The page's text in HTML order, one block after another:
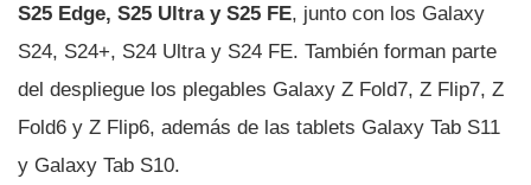
S25 Edge, S25 Ultra y S25 FE, junto con los Galaxy
S24, S24+, S24 Ultra y S24 FE. También forman parte
del despliegue los plegables Galaxy Z Fold7, Z Flip7, Z
Fold6 y Z Flip6, además de las tablets Galaxy Tab S11
y Galaxy Tab S10.